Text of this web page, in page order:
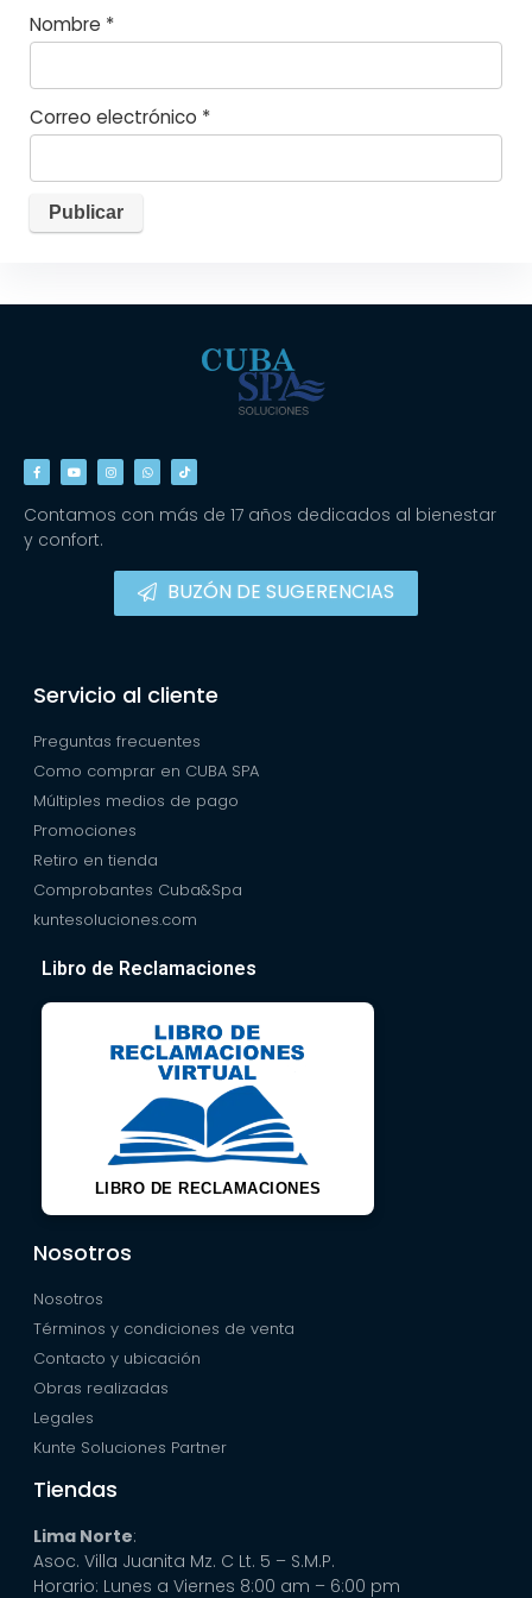
Nombre *
Correo electrónico *
Contamos con más de 17 años dedicados al bienestar
y confort.
BUZÓN DE SUGERENCIAS
Servicio al cliente
Preguntas frecuentes
Como comprar en CUBA SPA
Múltiples medios de pago
Promociones
Retiro en tienda
Comprobantes Cuba&Spa
kuntesoluciones.com
Libro de Reclamaciones
LIBRO DE RECLAMACIONES
Nosotros
Nosotros
Términos y condiciones de venta
Contacto y ubicación
Obras realizadas
Legales
Kunte Soluciones Partner
Tiendas
Lima Norte:
Asoc. Villa Juanita Mz. C Lt. 5 – S.M.P.
Horario: Lunes a Viernes 8:00 am – 6:00 pm